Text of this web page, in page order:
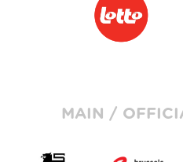
MAIN /